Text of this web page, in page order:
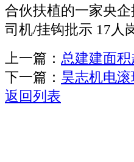
合伙扶植的一家央
司机/挂钩批示 17人
上一篇： 总建建面
下一篇： 昊志机电
返回列表